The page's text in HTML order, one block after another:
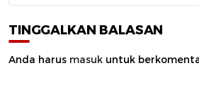
TINGGALKAN BALASAN
Anda harus masuk untuk